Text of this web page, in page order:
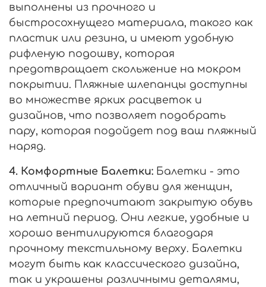
выполнены из прочного и
быстросохнущего материала, такого как
пластик или резина, и имеют удобную
рифленую подошву, которая
предотвращает скольжение на мокром
покрытии. Пляжные шлепанцы доступны
во множестве ярких расцветок и
дизайнов, что позволяет подобрать
пару, которая подойдет под ваш пляжный
наряд.
4. Комфортные Балетки: Балетки - это
отличный вариант обуви для женщин,
которые предпочитают закрытую обувь
на летний период. Они легкие, удобные и
хорошо вентилируются благодаря
прочному текстильному верху. Балетки
могут быть как классического дизайна,
так и украшены различными деталями,